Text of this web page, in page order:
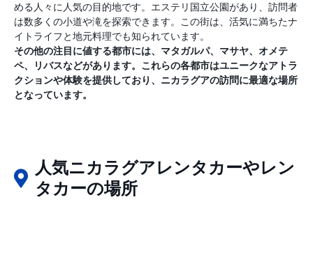
める人々に人気の目的地です。エステリ国立公園があり、訪問者
は数多くの小道や滝を探索できます。この街は、活気に満ちたナ
イトライフと地元料理でも知られています。
その他の注目に値する都市には、マタガルパ、マサヤ、オメテ
ペ、リバスなどがあります。これらの各都市はユニークなアトラ
クションや体験を提供しており、ニカラグアの訪問に最適な場所
となっています。
人気ニカラグアレンタカーやレン
タカーの場所